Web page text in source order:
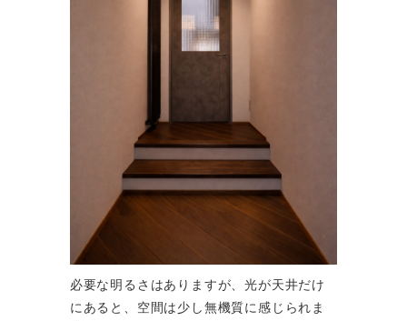
必要な明るさはありますが、光が天井だけ
にあると、空間は少し無機質に感じられま